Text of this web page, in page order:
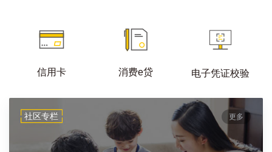
信用卡 消费e贷 电子凭证校验
社区专栏 更多